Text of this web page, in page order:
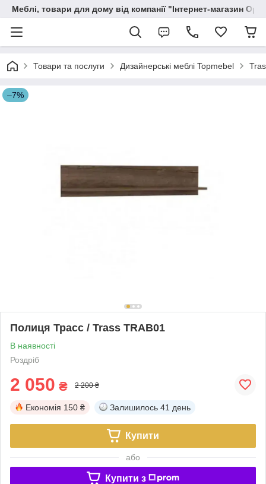
Меблі, товари для дому від компанії "Інтернет-магазин
Товари та послуги Дизайнерські меблі Topmebel
–7%
Полиця Трасс / Trass TRAB01
В наявності
Роздріб
2 050 ₴ 2 200 ₴
Економія 150 ₴ Залишилось 41 день
Купити
або
Купити з